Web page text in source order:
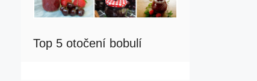
Top 5 otočení bobulí